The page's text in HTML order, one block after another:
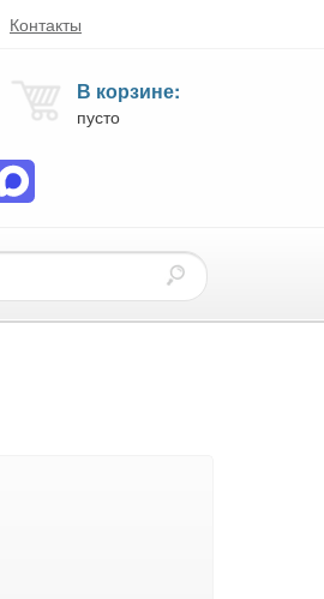
Контакты
В корзине:
пусто